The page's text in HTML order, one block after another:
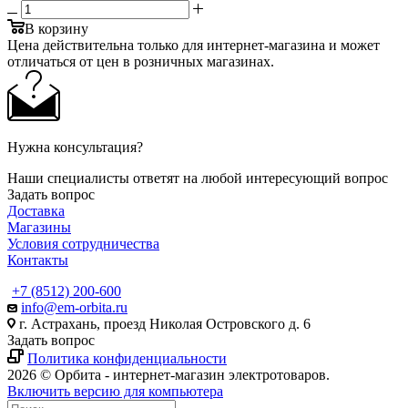
В корзину
Цена действительна только для интернет-магазина и может
отличаться от цен в розничных магазинах.
Нужна консультация?
Наши специалисты ответят на любой интересующий вопрос
Задать вопрос
Доставка
Магазины
Условия сотрудничества
Контакты
+7 (8512) 200-600
info@em-orbita.ru
г. Астрахань, проезд Николая Островского д. 6
Задать вопрос
Политика конфиденциальности
2026 © Орбита - интернет-магазин электротоваров.
Включить версию для компьютера